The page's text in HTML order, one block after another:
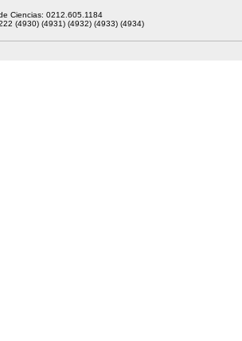
Ciencias: 0212.605.1184
(4930) (4931) (4932) (4933) (4934)